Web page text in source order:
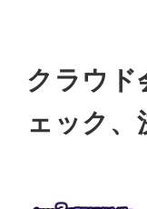
クラウド
ェック